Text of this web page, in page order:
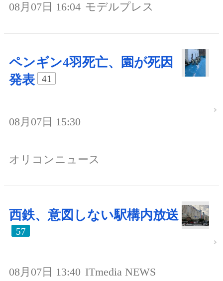
08月07日 16:04 モデルプレス
ペンギン4羽死亡、園が死因
発表
41
08月07日 15:30
オリコンニュース
西鉄、意図しない駅構内放送
57
08月07日 13:40 ITmedia NEWS